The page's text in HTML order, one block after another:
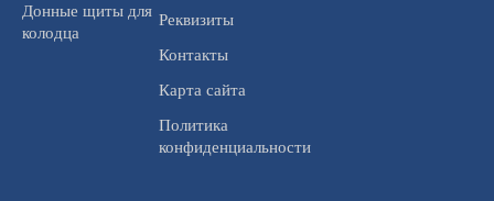
Донные щиты для
колодца
Реквизиты
Контакты
Карта сайта
Политика
конфиденциальности